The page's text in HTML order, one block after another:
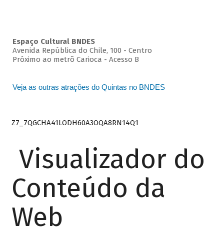
Espaço Cultural BNDES
Avenida República do Chile, 100 - Centro
Próximo ao metrô Carioca - Acesso B
Veja as outras atrações do Quintas no BNDES
Z7_7QGCHA41LODH60A3OQA8RN14Q1
Visualizador do
Conteúdo da
Web